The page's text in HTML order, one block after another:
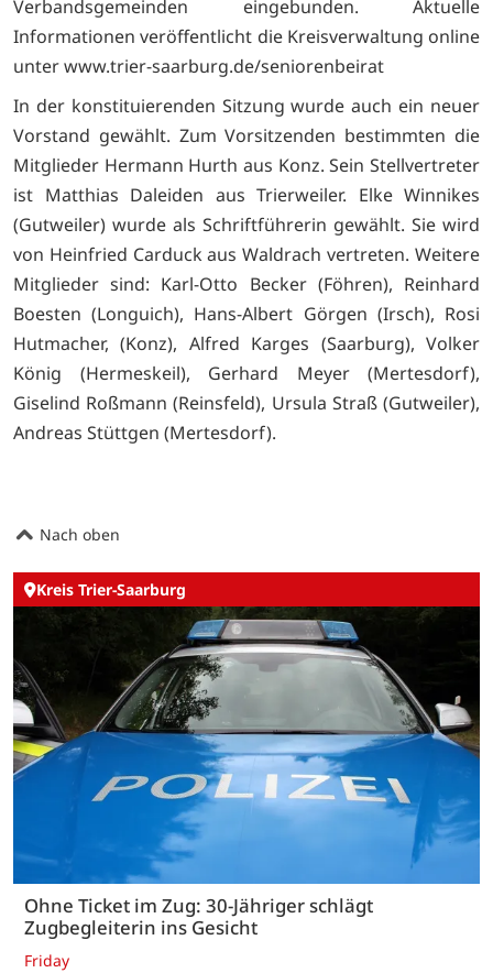
Verbandsgemeinden eingebunden. Aktuelle
Informationen veröffentlicht die Kreisverwaltung online
unter www.trier-saarburg.de/seniorenbeirat
In der konstituierenden Sitzung wurde auch ein neuer
Vorstand gewählt. Zum Vorsitzenden bestimmten die
Mitglieder Hermann Hurth aus Konz. Sein Stellvertreter
ist Matthias Daleiden aus Trierweiler. Elke Winnikes
(Gutweiler) wurde als Schriftführerin gewählt. Sie wird
von Heinfried Carduck aus Waldrach vertreten. Weitere
Mitglieder sind: Karl-Otto Becker (Föhren), Reinhard
Boesten (Longuich), Hans-Albert Görgen (Irsch), Rosi
Hutmacher, (Konz), Alfred Karges (Saarburg), Volker
König (Hermeskeil), Gerhard Meyer (Mertesdorf),
Giselind Roßmann (Reinsfeld), Ursula Straß (Gutweiler),
Andreas Stüttgen (Mertesdorf).
Nach oben
Kreis Trier-Saarburg
Ohne Ticket im Zug: 30-Jähriger schlägt
Zugbegleiterin ins Gesicht
Friday